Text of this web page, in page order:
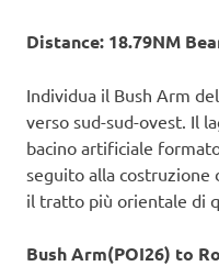
Distance: 18.79NM
Individua il Bush Arm
verso sud-sud-ovest. Il
bacino artificiale
seguito alla costruzione
il tratto più orientale di
Bush Arm(POI26) to